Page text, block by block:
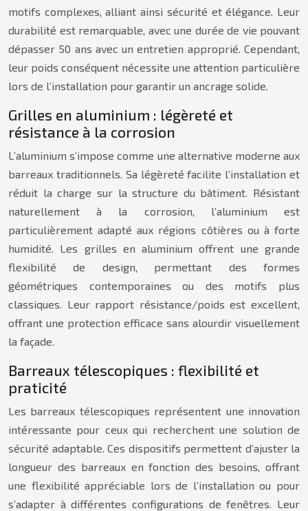
motifs complexes, alliant ainsi sécurité et élégance. Leur
durabilité est remarquable, avec une durée de vie pouvant
dépasser 50 ans avec un entretien approprié. Cependant,
leur poids conséquent nécessite une attention particulière
lors de l’installation pour garantir un ancrage solide.
Grilles en aluminium : légèreté et
résistance à la corrosion
L’aluminium s’impose comme une alternative moderne aux
barreaux traditionnels. Sa légèreté facilite l’installation et
réduit la charge sur la structure du bâtiment. Résistant
naturellement à la corrosion, l’aluminium est
particulièrement adapté aux régions côtières ou à forte
humidité. Les grilles en aluminium offrent une grande
flexibilité de design, permettant des formes
géométriques contemporaines ou des motifs plus
classiques. Leur rapport résistance/poids est excellent,
offrant une protection efficace sans alourdir visuellement
la façade.
Barreaux télescopiques : flexibilité et
praticité
Les barreaux télescopiques représentent une innovation
intéressante pour ceux qui recherchent une solution de
sécurité adaptable. Ces dispositifs permettent d’ajuster la
longueur des barreaux en fonction des besoins, offrant
une flexibilité appréciable lors de l’installation ou pour
s’adapter à différentes configurations de fenêtres. Leur